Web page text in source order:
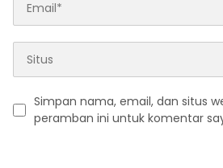
Simpan nama, email, dan situs
peramban ini untuk komentar